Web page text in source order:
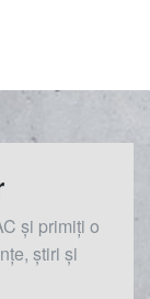
și primiți o
știri și